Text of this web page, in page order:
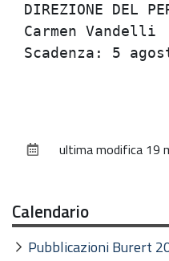
documentoultima modifica 19
Calendario
Pubblicazioni Burert